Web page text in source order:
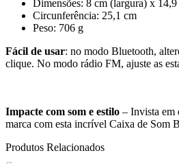
Dimensões: 8 cm (largura) x
Circunferência: 25,1 cm
Peso: 706 g
Fácil de usar: no modo Bluetooth,
clique. No modo rádio FM, ajuste as
Impacte com som e estilo – Invista em
marca com esta incrível Caixa de Som
Produtos Relacionados